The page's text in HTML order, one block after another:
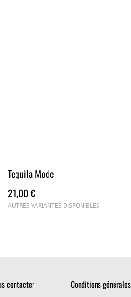
Tequila Mode
21,00 €
AUTRES VARIANTES DISPONIBLES
contacter Conditions générales